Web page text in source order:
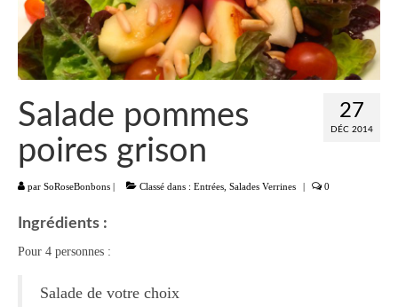
Facebook
Liste
Aumônières Feuilletés Samoussas
Blinis Cakes
27
DÉC 2014
Salade pommes
poires grison
par SoRoseBonbons | Classé dans : Entrées Salades Verrines | 0
Ingrédients :
Pour 4 personnes :
Salade de votre choix